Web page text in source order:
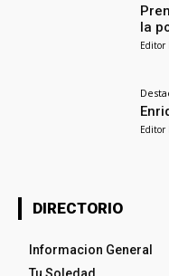
la
Editor
Editor
DIRECTORIO
Informacion General